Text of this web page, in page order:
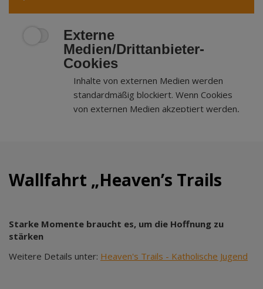
Externe
Medien/Drittanbieter-
Cookies
Inhalte von externen Medien werden
standardmäßig blockiert. Wenn Cookies
von externen Medien akzeptiert werden,
Wallfahrt „Heaven’s Trails
Starke Momente braucht es, um die Hoffnung zu
stärken
Weitere Details unter: Heaven's Trails - Katholische Jugend